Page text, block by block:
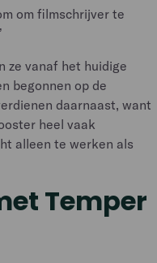
om filmschrijver te
ze vanaf het huidige
begonnen op de
daarnaast, want
heel vaak
alleen te werken als
Temper